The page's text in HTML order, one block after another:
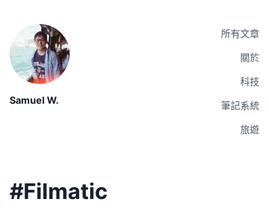
Samuel W.
所有文章
關於
科技
筆記系統
旅遊
#Filmatic